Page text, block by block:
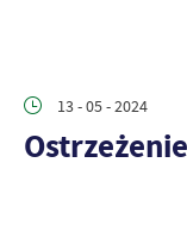
13 - 05 - 2024